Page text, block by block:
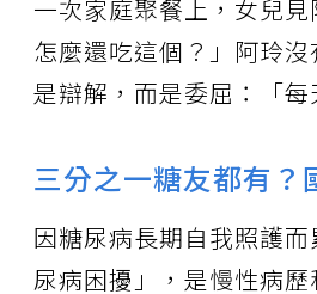
一次家庭聚餐上，女兒
怎麼還吃這個？」阿玲
是辯解，而是委屈：「
三分之一糖友都有？
因糖尿病長期自我照護